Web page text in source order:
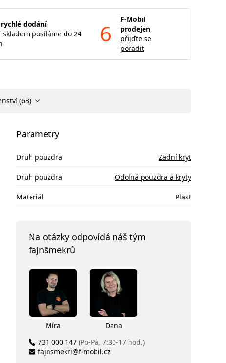
dodání
skladem posíláme do 24
6
F-Mobil
prodejen
přijďte se
poradit
(63)
Parametry
Druh pouzdra Zadní kryt
Druh pouzdra Odolná pouzdra a kryty
Materiál Plast
Na otázky odpovídá náš tým
fajnšmekrů
Míra
Dana
731 000 147 (Po-Pá, 7:30-17 hod.)
fajnsmekri@f-mobil.cz